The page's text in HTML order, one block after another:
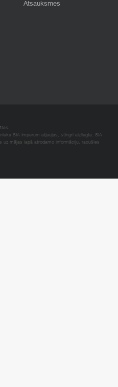
Atsauksmes
SIA Imperum atļaujas, stingri aizliegta. SIA
uz mājas lapā atrodamo informāciju, radušies